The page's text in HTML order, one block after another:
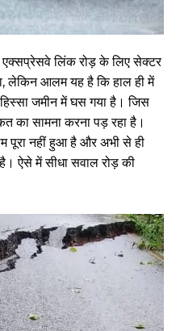
लिंक रोड़ के लिए सेक्टर
लेकिन आलम यह है कि हाल ही में
जमीन में घस गया है। जिस
का सामना करना पड़ रहा है।
पूरा नहीं हुआ है और अभी से ही
है। ऐसे में सीधा सवाल रोड़ की